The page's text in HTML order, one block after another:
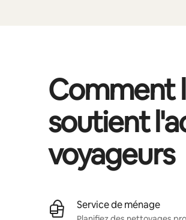
Comment
soutient
voyageurs
Service de ménage